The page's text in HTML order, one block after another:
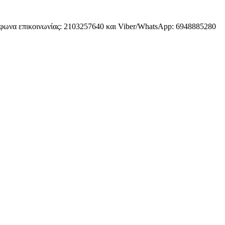
επικοινωνίας: 2103257640 και Viber/WhatsApp: 6948885280